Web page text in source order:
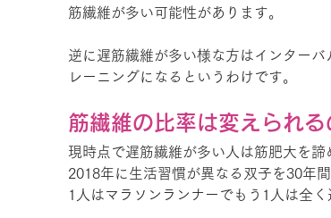
筋繊維が多い可能性があります。
逆に遅筋繊維が多い様な方はインター
レーニングになるというわけです。
筋繊維の比率は変えられる
現時点で遅筋繊維が多い人は筋肥大を
2018年に生活習慣が異なる双子を30年
1人はマラソンランナーでもう1人は全く